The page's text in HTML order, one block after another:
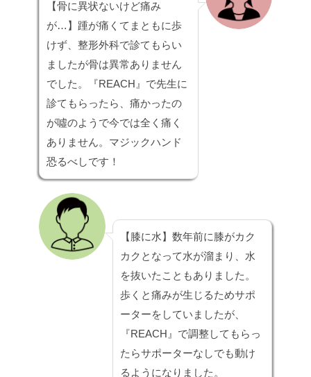
【骨に異状ないけど痛み
が…】 踵が痛くてまともに歩
けず、整形外科で診てもらい
ましたが骨は異常ありません
でした。『REACH』で先生に
診てもらったら、 痛かったの
が噓のようで今では全く痛く
ありません。マジックハンド
恐るべしです！
【膝に水】 数年前に膝がカク
カクとなって水が溜まり、水
を抜いたこともありました。
歩くと痛みが生じるためサポ
ーターをしていましたが、
『REACH』で調整してもらっ
たらサポーターなしでも動け
るようになりました。